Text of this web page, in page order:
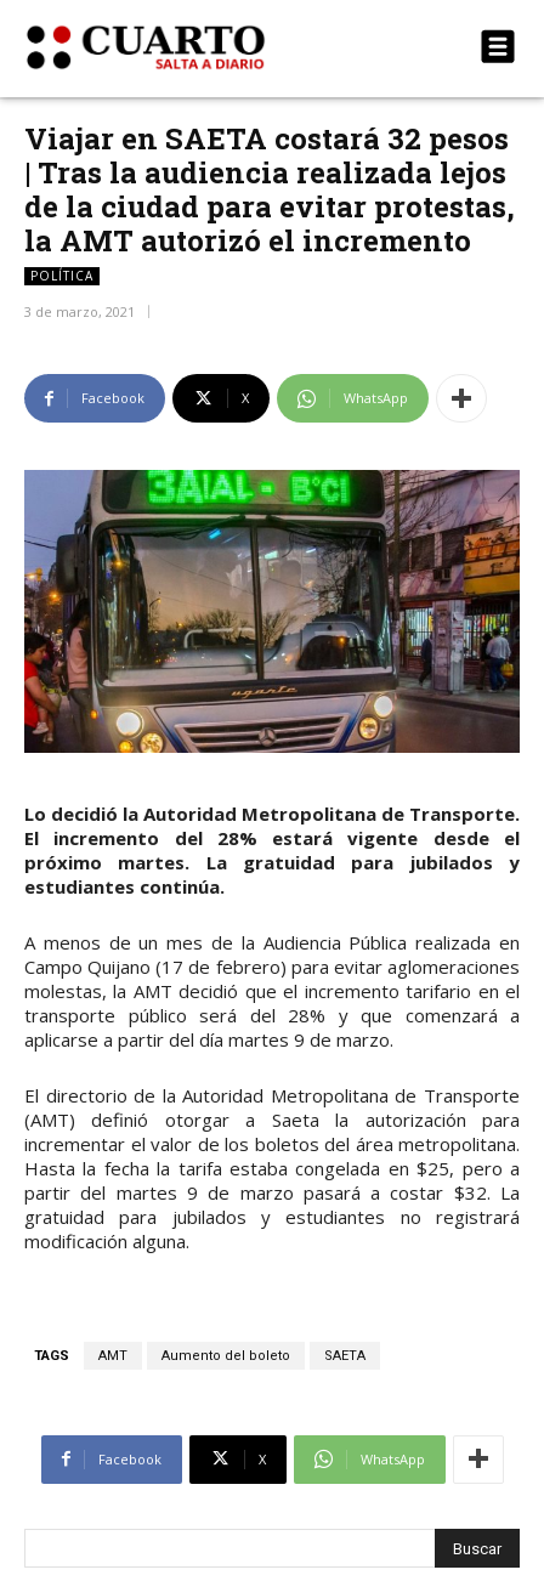
Viajar en SAETA costará 32 pesos
| Tras la audiencia realizada lejos
de la ciudad para evitar protestas,
la AMT autorizó el incremento
POLÍTICA
3 de marzo, 2021
Facebook X WhatsApp
Lo decidió la Autoridad Metropolitana de Transporte.
El incremento del 28% estará vigente desde el
próximo martes. La gratuidad para jubilados y
estudiantes continúa.
A menos de un mes de la Audiencia Pública realizada en
Campo Quijano (17 de febrero) para evitar aglomeraciones
molestas, la AMT decidió que el incremento tarifario en el
transporte público será del 28% y que comenzará a
aplicarse a partir del día martes 9 de marzo.
El directorio de la Autoridad Metropolitana de Transporte
(AMT) definió otorgar a Saeta la autorización para
incrementar el valor de los boletos del área metropolitana.
Hasta la fecha la tarifa estaba congelada en $25, pero a
partir del martes 9 de marzo pasará a costar $32. La
gratuidad para jubilados y estudiantes no registrará
modificación alguna.
TAGS AMT Aumento del boleto SAETA
Facebook X WhatsApp